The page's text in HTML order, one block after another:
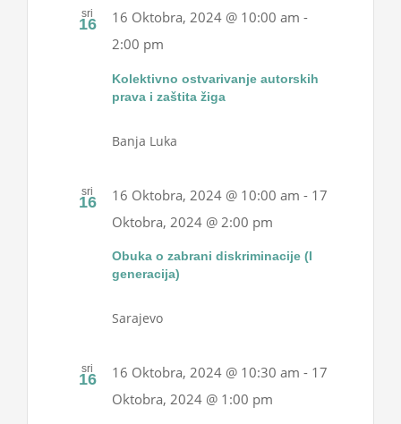
sri
16
Kolektivno ostvarivanje autorskih
prava i zaštita žiga
16 Oktobra, 2024 @ 10:00 am -
2:00 pm
Banja Luka
sri
16
Obuka o zabrani diskriminacije (I
generacija)
16 Oktobra, 2024 @ 10:00 am - 17
Oktobra, 2024 @ 2:00 pm
Sarajevo
sri
16 16 Oktobra, 2024 @ 10:30 am - 17
Oktobra, 2024 @ 1:00 pm